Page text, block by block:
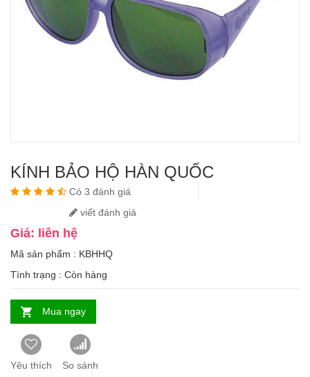
KÍNH BẢO HỘ HÀN QUỐC
Có 3 đánh giá
viết đánh giá
Giá: liên hệ
Mã sản phẩm : KBHHQ
Tình trạng : Còn hàng
Mua ngay
Yêu thích So sánh